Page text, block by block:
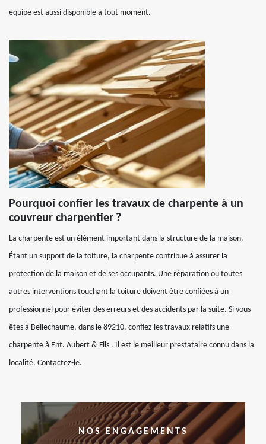
équipe est aussi disponible à tout moment.
Pourquoi confier les travaux de charpente à un
couvreur charpentier ?
La charpente est un élément important dans la structure de la maison.
Étant un support de la toiture, la charpente contribue à assurer la
protection de la maison et de ses occupants. Une réparation ou toutes
autres interventions touchant la toiture doivent être confiées à un
professionnel pour éviter des erreurs et des accidents par la suite. Si vous
êtes à Bellechaume, dans le 89210, confiez les travaux relatifs une
charpente à Ent. Aubert & Fils . Il est le meilleur prestataire connu dans la
localité. Contactez-le.
NOS ENGAGEMENTS